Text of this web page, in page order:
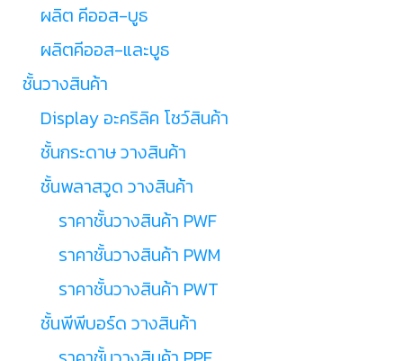
ผลิต คีออส-บูธ
ผลิตคีออส-และบูธ
ชั้นวางสินค้า
Display อะคริลิค โชว์สินค้า
ชั้นกระดาษ วางสินค้า
ชั้นพลาสวูด วางสินค้า
ราคาชั้นวางสินค้า PWF
ราคาชั้นวางสินค้า PWM
ราคาชั้นวางสินค้า PWT
ชั้นพีพีบอร์ด วางสินค้า